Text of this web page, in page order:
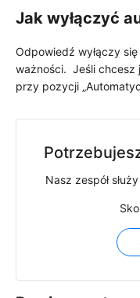
Jak wyłączyć
Odpowiedź wyłączy
ważności. Jeśli chcesz
przy pozycji
Nasz zespół